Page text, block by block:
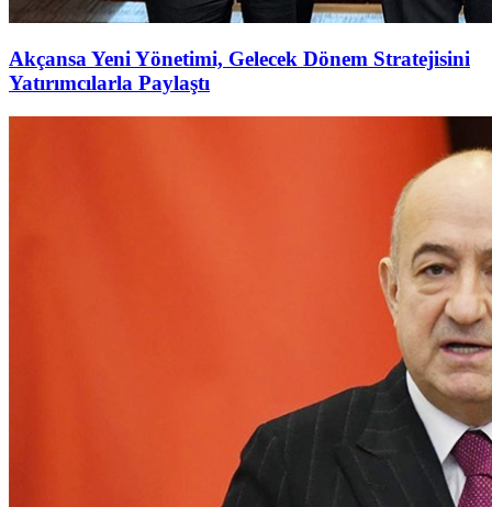
Akçansa Yeni Yönetimi, Gelecek Dönem Stratejisini
Yatırımcılarla Paylaştı